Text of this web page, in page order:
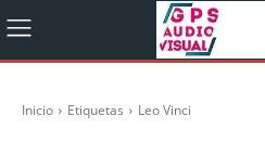
Inicio Etiquetas Leo Vinci